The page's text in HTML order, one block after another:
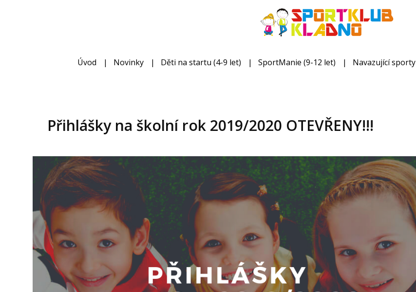
Úvod Novinky Děti na startu (4-9 let) SportManie (9-12 let) Navazující sporty
Přihlášky na školní rok 2019/2020 OTEVŘENY!!!